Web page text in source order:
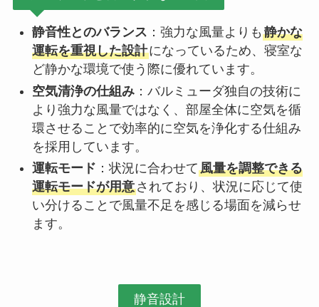
静音性とのバランス ：強力な風量よりも 静かな
運転を重視した設計になっているため、寝室な
ど静かな環境で使う際に優れています。
空気清浄の仕組み：バルミューダ独自の技術に
より強力な風量ではなく、部屋全体に空気を循
環させることで効率的に空気を浄化する仕組み
を採用しています。
運転モード ：状況に合わせて風量を調整できる
運転モードが用意されており、状況に応じて使
い分けることで風量不足を感じる場面を減らせ
ます。
静音設計